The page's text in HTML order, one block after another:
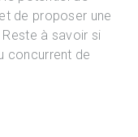
de proposer une
à savoir si
concurrent de